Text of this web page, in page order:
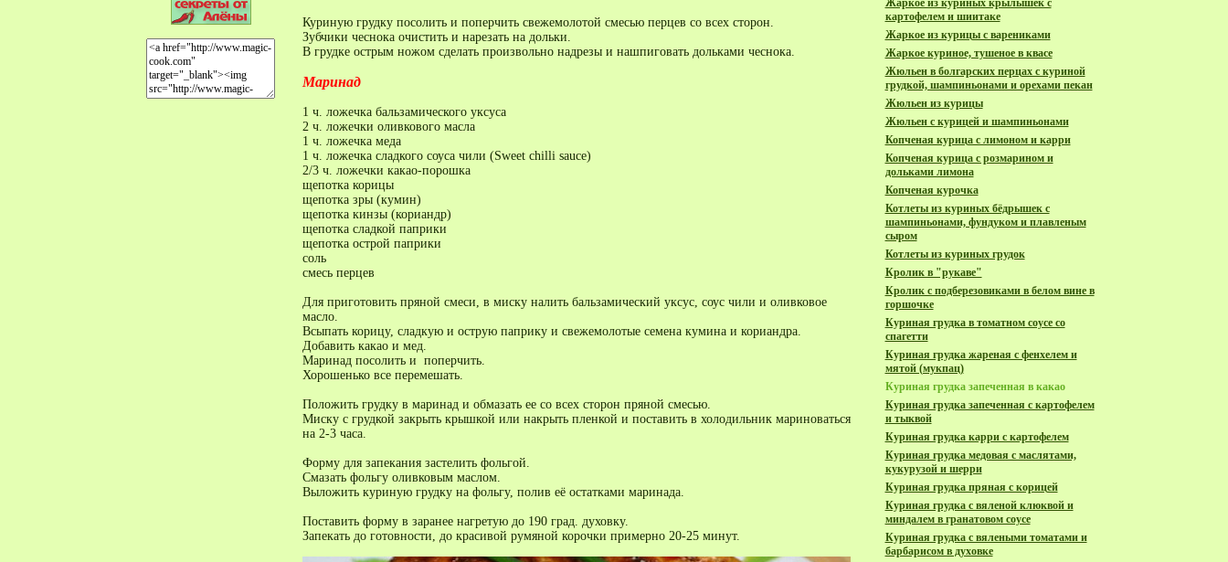
Куриную грудку посолить и поперчить свежемолотой смесью перцев со всех сторон.
Зубчики чеснока очистить и нарезать на дольки.
В грудке острым ножом сделать произвольно надрезы и нашпиговать дольками чеснока.
Маринад
1 ч. ложечка бальзамического уксуса
2 ч. ложечки оливкового масла
1 ч. ложечка меда
1 ч. ложечка сладкого соуса чили (Sweet chilli sauce)
2/3 ч. ложечки какао-порошка
щепотка корицы
щепотка зры (кумин)
щепотка кинзы (кориандр)
щепотка сладкой паприки
щепотка острой паприки
соль
смесь перцев
Для приготовить пряной смеси, в миску налить бальзамический уксус, соус чили и оливковое
масло.
Всыпать корицу, сладкую и острую паприку и свежемолотые семена кумина и кориандра.
Добавить какао и мед.
Маринад посолить и поперчить.
Хорошенько все перемешать.
Положить грудку в маринад и обмазать ее со всех сторон пряной смесью.
Миску с грудкой закрыть крышкой или накрыть пленкой и поставить в холодильник мариноваться
на 2-3 часа.
Форму для запекания застелить фольгой.
Смазать фольгу оливковым маслом.
Выложить куриную грудку на фольгу, полив её остатками маринада.
Поставить форму в заранее нагретую до 190 град. духовку.
Запекать до готовности, до красивой румяной корочки примерно 20-25 минут.
Жаркое из куриных крылышек с
картофелем и шиитаке
Жаркое из курицы с варениками
Жаркое куриное, тушеное в квасе
Жюльен в болгарских перцах с куриной
грудкой, шампиньонами и орехами пекан
Жюльен из курицы
Жюльен с курицей и шампиньонами
Копченая курица с лимоном и карри
Копченая курица с розмарином и
дольками лимона
Копченая курочка
Котлеты из куриных бёдрышек с
шампиньонами, фундуком и плавленым
сыром
Котлеты из куриных грудок
Кролик в "рукаве"
Кролик с подберезовиками в белом вине в
горшочке
Куриная грудка в томатном соусе со
спагетти
Куриная грудка жареная с фенхелем и
мятой (мукпац)
Куриная грудка запеченная в какао
Куриная грудка запеченная с картофелем
и тыквой
Куриная грудка карри с картофелем
Куриная грудка медовая с маслятами,
кукурузой и шерри
Куриная грудка пряная с корицей
Куриная грудка с вяленой клюквой и
миндалем в гранатовом соусе
Куриная грудка с вялеными томатами и
барбарисом в духовке